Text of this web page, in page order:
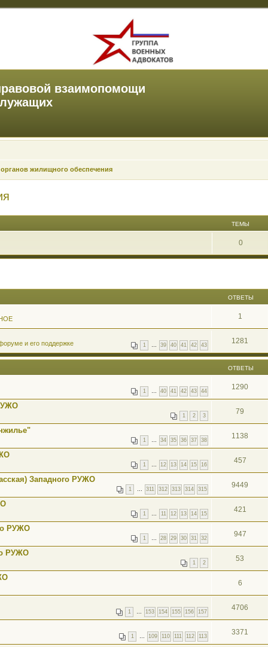
взаимопомощи
жилищного обеспечения
ТЕМЫ
0
ОТВЕТЫ
1
1 … 39 40 41 42 43
и его поддержке 1281
ОТВЕТЫ
1 … 40 41 42 43 44 1290
1 2 3 79
1 … 34 35 36 37 38 1138
1 … 12 13 14 15 16 457
Западного РУЖО
1 … 311 312 313 314 315 9449
1 … 11 12 13 14 15 421
РУЖО
1 … 28 29 30 31 32 947
РУЖО
1 2 53
6
1 … 153 154 155 156 157 4706
1 … 109 110 111 112 113 3371